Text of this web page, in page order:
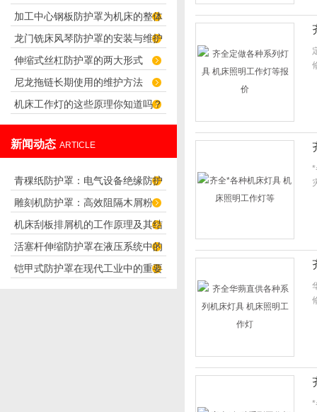
及用途
加工中心钢板防护罩为机床的整体
造型增添了无限色彩
龙门铣床风琴防护罩的安装与维护
技巧
伸缩式丝杠防护罩的两大形式
尼龙拖链长期使用的维护方法
机床工作灯的这些原理你知道吗？
新闻动态 ARTICLE
青稞纸防护罩：电气设备绝缘防护
专用方案
雕刻机防护罩：高效阻隔木屑粉
尘，守护设备精度与安全
机床刮板排屑机的工作原理及其结
构分析
活塞杆伸缩防护罩在液压系统中的
应用
铠甲式防护罩在现代工业中的重要
*
*